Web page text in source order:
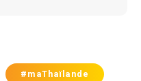
#maThaïlande